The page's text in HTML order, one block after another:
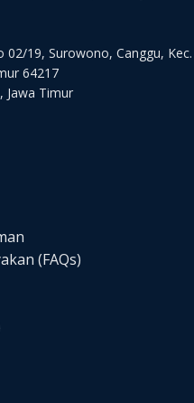
02/19, Surowono, Canggu, Kec.
64217
Jawa Timur
(FAQs)